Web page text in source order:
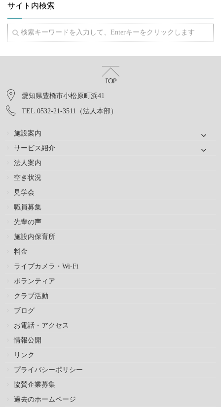
サイト内検索
愛知県豊橋市小松原町浜41
TEL.0532-21-3511（法人本部）
施設案内
サービス紹介
法人案内
空き状況
見学会
職員募集
先輩の声
施設内保育所
料金
ライブカメラ・Wi-Fi
ボランティア
クラブ活動
ブログ
お電話・アクセス
情報公開
リンク
プライバシーポリシー
協賛企業募集
過去のホームページ